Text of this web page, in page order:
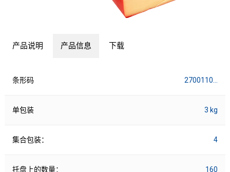
产品说明 产品信息 下载
条形码 2700110…
单包装 3 kg
集合包装： 4
托盘上的数量： 160